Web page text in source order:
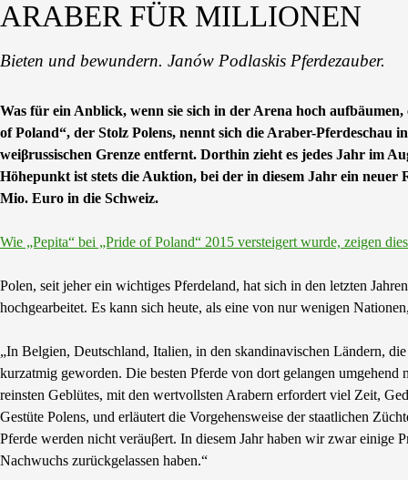
ARABER FÜR MILLIONEN
Bieten und bewundern. Janów Podlaskis Pferdezauber.
Was für ein Anblick, wenn sie sich in der Arena hoch
of Poland“, der Stolz Polens, nennt sich die Araber-Pferdeschau
weiβrussischen Grenze entfernt. Dorthin zieht es jedes Jahr im
Höhepunkt ist stets die Auktion, bei der in diesem Jahr ein
Mio. Euro in die Schweiz.
Wie „Pepita“ bei „Pride of Poland“ 2015 versteigert wurde, zeigen
Polen, seit jeher ein wichtiges Pferdeland, hat sich in den letzten
hochgearbeitet. Es kann sich heute, als eine von nur wenigen
„In Belgien, Deutschland, Italien, in den skandinavischen Ländern,
kurzatmig geworden. Die besten Pferde von dort gelangen
reinsten Geblütes, mit den wertvollsten Arabern erfordert viel Zeit,
Gestüte Polens, und erläutert die Vorgehensweise der staatlichen
Pferde werden nicht veräuβert. In diesem Jahr haben wir zwar einige
Nachwuchs zurückgelassen haben.“